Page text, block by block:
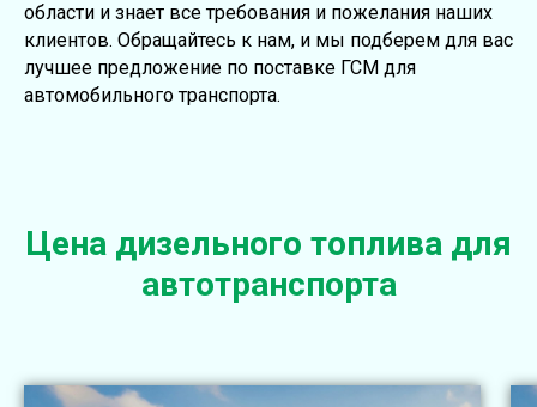
области и знает все требования и пожелания наших
клиентов. Обращайтесь к нам, и мы подберем для вас
лучшее предложение по поставке ГСМ для
автомобильного транспорта.
Цена дизельного топлива для
автотранспорта